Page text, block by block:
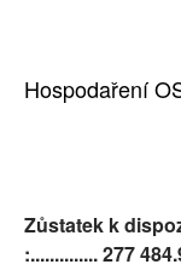
Hospodaření
Zůstatek k
:.............. 277